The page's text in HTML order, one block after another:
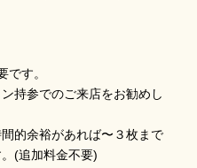
です。
持参でのご来店をお勧めし
的余裕があれば〜３枚まで
(追加料金不要)